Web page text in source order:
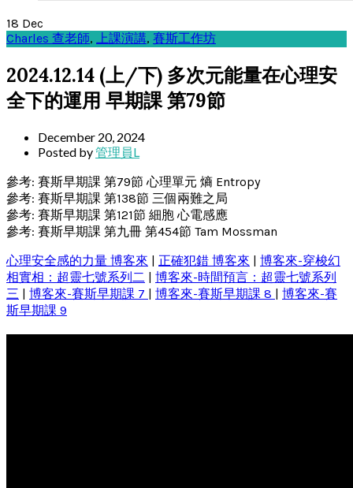
18 Dec
Charles 查老師, 上課演講, 賽斯工作坊
2024.12.14 (上/下) 多次元能量在心理安
全下的運用 早期課 第79節
December 20, 2024
Posted by管理員L
參考: 賽斯早期課 第79節 心理單元 熵 Entropy
參考: 賽斯早期課 第138節 三個兩難之局
參考: 賽斯早期課 第121節 細胞 心電感應
參考: 賽斯早期課 第九冊 第454節 Tam Mossman
心理安全感的力量 博客來
正確犯錯 博客來
博客來-穿梭幻
相實相：超靈七號系列二
博客來-時間預言：超靈七號系列
三
博客來-賽斯早期課 7 博客來-賽斯早期課 8
博客來-賽
斯早期課 9